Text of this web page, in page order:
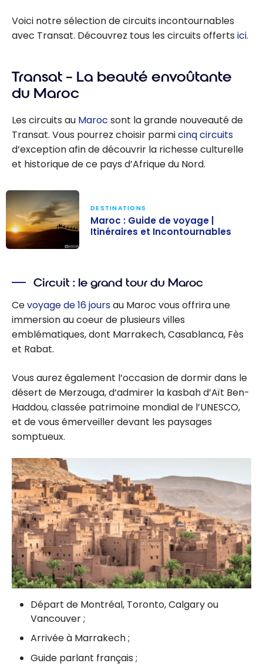
Voici notre sélection de circuits incontournables
avec Transat. Découvrez tous les circuits offerts ici.
Transat – La beauté envoûtante
du Maroc
Les circuits au Maroc sont la grande nouveauté de
Transat. Vous pourrez choisir parmicinq circuits
d’exception afin de découvrir la richesse culturelle
et historique de ce pays d’Afrique du Nord.
Itinéraires et
Incontournable
DESTINATIONS
Maroc : Guide de voyage |
Itinéraires et Incontournables
Circuit : le grand tour du Maroc
Cevoyage de 16 joursau Maroc vous offrira une
immersion au coeur de plusieurs villes
emblématiques, dont Marrakech, Casablanca, Fès
et Rabat.
Vous aurez également l’occasion de dormir dans le
désert de Merzouga, d’admirer la kasbah d’Aït Ben-
Haddou, classée patrimoine mondial de l’UNESCO,
et de vous émerveiller devant les paysages
somptueux.
Départ de Montréal, Toronto, Calgary ou
Vancouver ;
Arrivée à Marrakech ;
Guide parlant français ;